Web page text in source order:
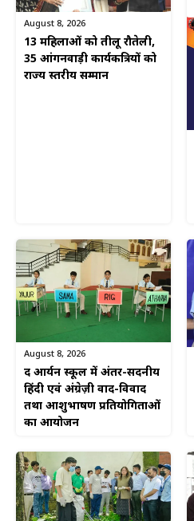
August 8, 2026
13 महिलाओं को तीलू रौतेली,
35 आंगनवाड़ी कार्यकत्रियों को
राज्य स्तरीय सम्मान
August 8, 2026
द आर्यन स्कूल में अंतर-सदनीय
हिंदी एवं अंग्रेज़ी वाद-विवाद
तथा आशुभाषण प्रतियोगिताओं
का आयोजन